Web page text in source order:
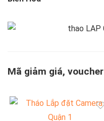
Mã giảm giá, voucher